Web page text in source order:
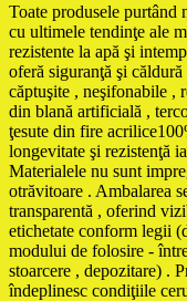
Toate produsele
cu ultimele tendinţe ale
rezistente la apă şi
oferă siguranţă şi căldură
căptuşite , neşifonabile ,
din blană artificială ,
ţesute din fire
longevitate şi rezistenţă
Materialele nu sunt
otrăvitoare . Ambalarea
transparentă , oferind
etichetate conform legii
modului de folosire -
stoarcere , depozitare) .
îndeplinesc condiţiile